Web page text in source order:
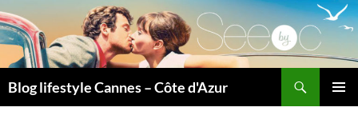
Blog lifestyle Cannes – Côte d'Azur